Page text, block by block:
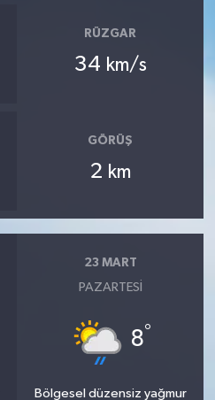
RÜZGAR
34 km/s
GÖRÜŞ
2 km
23 MART
PAZARTESI
8°
Bölgesel düzensiz yağmur